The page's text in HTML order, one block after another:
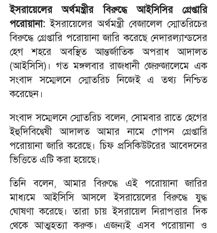
ইসরায়েলের অর্থমন্ত্রীর বিরুদ্ধে আইসিসির গ্রেপ্তারি
পরোয়ানা: ইসরায়েলের অর্থমন্ত্রী বেজালেল স্মোতরিচের
বিরুদ্ধে গ্রেপ্তারি পরোয়ানা জারি করেছে নেদারল্যান্ডসের
হেগ শহরে অবস্থিত আন্তর্জাতিক অপরাধ আদালত
(আইসিসি)। গত মঙ্গলবার রাজধানী জেরুজালেমে এক
সংবাদ সম্মেলনে স্মোতরিচ নিজেই এ তথ্য নিশ্চিত
করেছেন।
সংবাদ সম্মেলনে স্মোতরিচ বলেন, সোমবার রাতে হেগের
ইহুদিবিদ্বেষী আদালত আমার নামে গোপন গ্রেপ্তারি
পরোয়ানা জারি করেছে। চিফ প্রসিকিউটরের আবেদনের
ভিত্তিতে এটি করা হয়েছে।
তিনি বলেন, আমার বিরুদ্ধে এই পরোয়ানা জারির
মাধ্যমে আইসিসি আসলে ইসরায়েলের বিরুদ্ধে যুদ্ধ
ঘোষণা করেছে। তারা চায় ইসরায়েল নিরাপত্তার দিক
থেকে আত্মহত্যা করুক। এজন্যই এসব পরোয়ানা ও